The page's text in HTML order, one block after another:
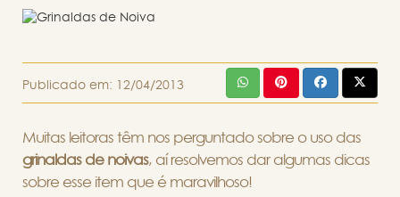
Publicado em: 12/04/2013
Muitas leitoras têm nos perguntado sobre o uso das
grinaldas de noivas, aí resolvemos dar algumas dicas
sobre esse item que é maravilhoso!